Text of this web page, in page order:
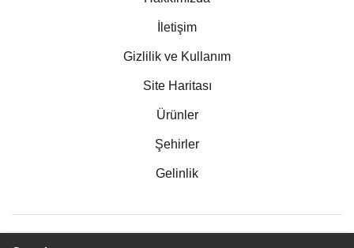
İletişim
Gizlilik ve Kullanım
Site Haritası
Ürünler
Şehirler
Gelinlik